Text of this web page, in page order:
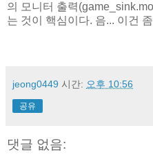
의 모니터 출력
는 것이 핵심이다. 음... 이건
jeong0449 시간: 오후 10:56
공유
댓글 없음: